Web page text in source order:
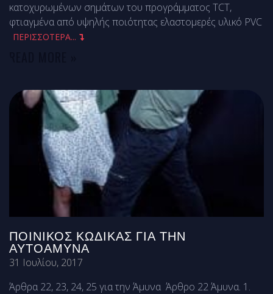
κατοχυρωμένων σημάτων του προγράμματος TCT,
φτιαγμένα από υψηλής ποιότητας ελαστομερές υλικό PVC
ΠΕΡΙΣΣΟΤΕΡΑ...
ΠΟΙΝΙΚΌΣ ΚΏΔΙΚΑΣ ΓΙΑ ΤΗΝ
ΑΥΤΟΆΜΥΝΑ
31 Ιουλίου, 2017
Άρθρα 22, 23, 24, 25 για την Άμυνα Άρθρο 22 Άμυνα. 1.